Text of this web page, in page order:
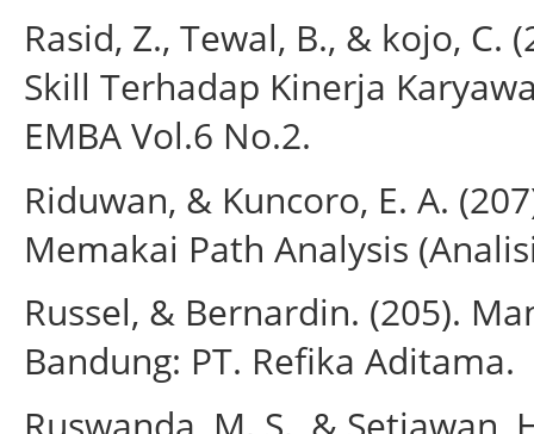
Rasid, Z., Tewal, B., & kojo,
Skill Terhadap Kinerja
EMBA Vol.6 No.2.
Riduwan, & Kuncoro, E. A.
Memakai Path Analysis
Russel, & Bernardin. (205).
Bandung: PT. Refika Aditama.